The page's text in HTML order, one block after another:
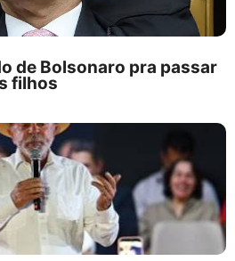
de Bolsonaro pra passar
filhos